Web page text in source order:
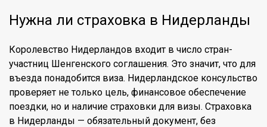
Нужна ли страховка в Нидерланды
Королевство Нидерландов входит в число стран-
участниц Шенгенского соглашения. Это значит, что для
въезда понадобится виза. Нидерландское консульство
проверяет не только цель, финансовое обеспечение
поездки, но и наличие страховки для визы. Страховка
в Нидерланды — обязательный документ, без